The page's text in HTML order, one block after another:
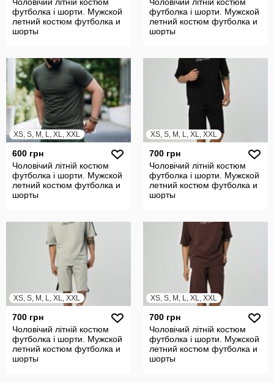
футболка і шорти. Мужской
летний костюм футболка и
шорты
футболка і шорти. Мужской
летний костюм футболка и
шорты
XS, S, M, L, XL, XXL
600 грн
Чоловічий літній костюм
футболка і шорти. Мужской
летний костюм футболка и
шорты
XS, S, M, L, XL, XXL
700 грн
Чоловічий літній костюм
футболка і шорти. Мужской
летний костюм футболка и
шорты
XS, S, M, L, XL, XXL
700 грн
Чоловічий літній костюм
футболка і шорти. Мужской
летний костюм футболка и
шорты
XS, S, M, L, XL, XXL
700 грн
Чоловічий літній костюм
футболка і шорти. Мужской
летний костюм футболка и
шорты